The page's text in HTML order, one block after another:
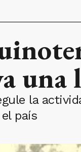
una
la
país